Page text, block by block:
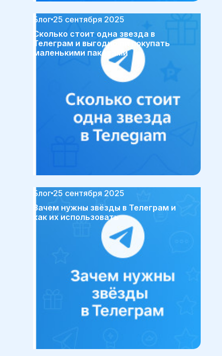
Блог 25 сентября 2025
Сколько стоит одна звезда в
Телеграм и выгодно ли покупать
маленькими пакетами
Блог 25 сентября 2025
Зачем нужны звёзды в Телеграм и
как их использовать